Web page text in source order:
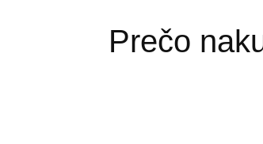
Prečo